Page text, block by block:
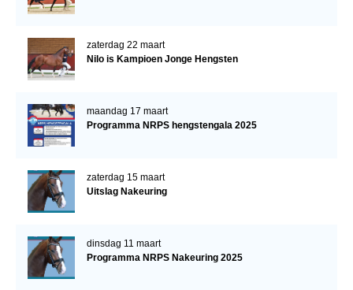
zaterdag 22 maart
Nilo is Kampioen Jonge Hengsten
maandag 17 maart
Programma NRPS hengstengala 2025
zaterdag 15 maart
Uitslag Nakeuring
dinsdag 11 maart
Programma NRPS Nakeuring 2025